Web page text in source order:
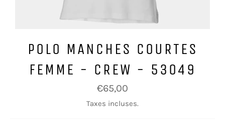
POLO MANCHES COURTES
FEMME - CREW - 53049
Prix
régulier
€65,00
Taxes incluses.